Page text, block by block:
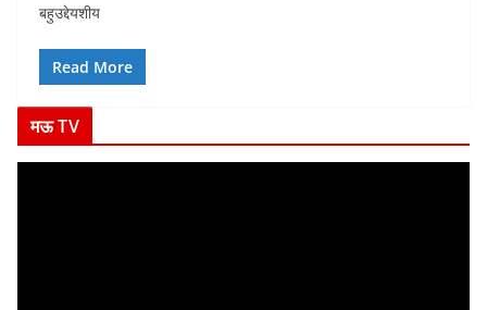
बहुउद्देयशीय
Read More
मऊ TV